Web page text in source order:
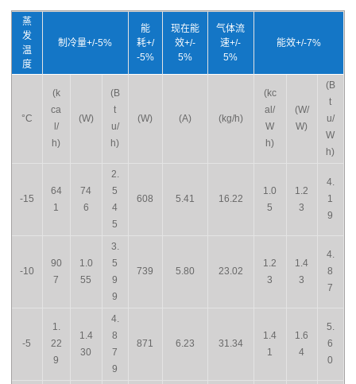
蒸
发
温
度
制冷量+/-5%
能
耗+/
-5%
现在能
效+/-
5%
气体流
速+/-
5%
能效+/-7%
°C
(k
ca
l/
h)
(W)
(B
t
u/
h)
(W) (A) (kg/h)
(kc
al/
W
h)
(W/
W)
(B
t
u/
W
h)
-15
64
1
74
6
2.
5
4
5
608 5.41 16.22
1.0
5
1.2
3
4.
1
9
-10
90
7
1.0
55
3.
5
9
9
739 5.80 23.02
1.2
3
1.4
3
4.
8
7
-5
1.
22
9
1.4
30
4.
8
7
9
871 6.23 31.34
1.4
1
1.6
4
5.
6
0